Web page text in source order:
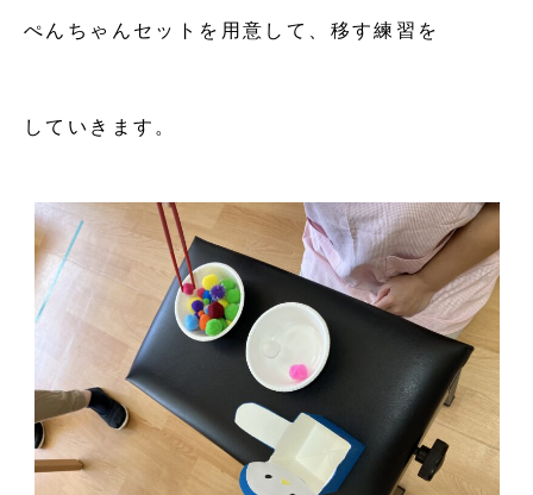
ぺんちゃんセットを用意して、移す練習を
していきます。